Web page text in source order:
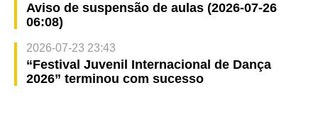
Aviso de suspensão de aulas (2026-07-26
06:08)
2026-07-23 23:43
“Festival Juvenil Internacional de Dança
2026” terminou com sucesso